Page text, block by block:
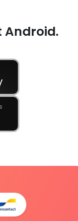
Android.